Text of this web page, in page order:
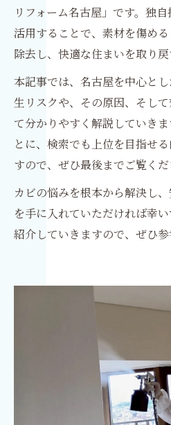
リフォーム名古屋」です。独
活用することで、素材を傷め
除去し、快適な住まいを取り戻
本記事では、名古屋を中心と
生リスクや、その原因、そし
て分かりやすく解説していき
とに、検索でも上位を目指せ
すので、ぜひ最後までご覧くだ
カビの悩みを根本から解決し
を手に入れていただければ幸
紹介していきますので、ぜひ参